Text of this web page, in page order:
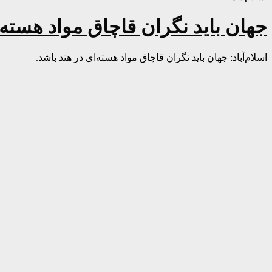
جهان باید نگران قاچاق مواد
اسلام‌آباد: جهان باید نگران قاچاق مواد هسته‌ای در هند باشد.